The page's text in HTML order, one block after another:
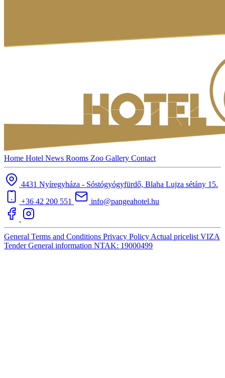
Home Hotel News Rooms Zoo Gallery Contact
4431 Nyíregyháza - Sóstógyógyfürdő, Blaha Lujza sétány 15.
+36 42 200 551
info@pangeahotel.hu
General Terms and Conditions Privacy Policy Actual pricelist VIZA
TenderGeneral information NTAK: 19000499